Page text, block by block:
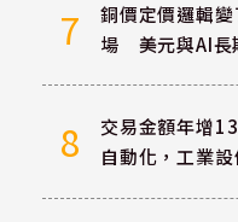
7
銅價定價邏輯
場 美元與AI長
8
交易金額年增
自動化，工業